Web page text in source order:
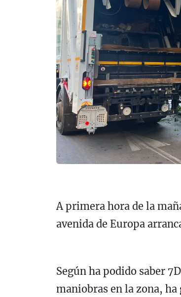
A primera hora de la
avenida de Europa
Según ha podido saber
maniobras en la zona, ha